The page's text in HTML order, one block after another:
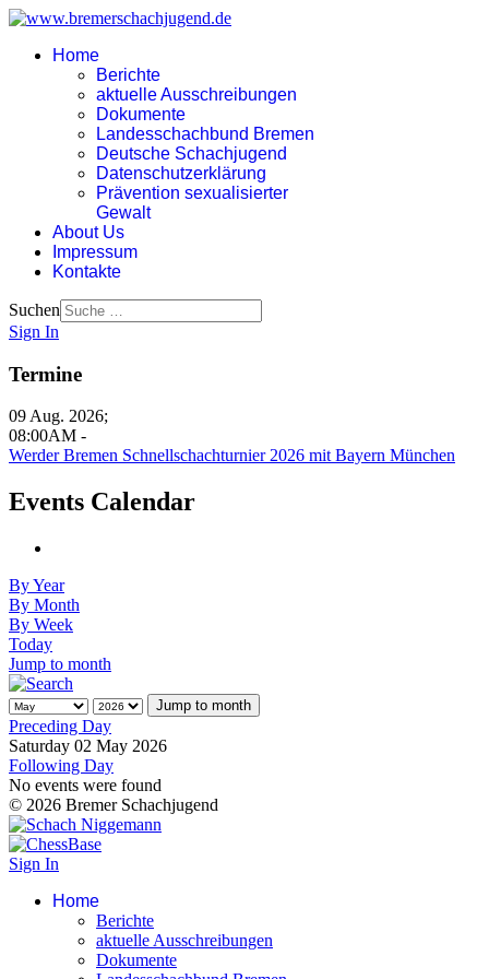
Home
Berichte
aktuelle Ausschreibungen
Dokumente
Landesschachbund Bremen
Deutsche Schachjugend
Datenschutzerklärung
Prävention sexualisierter
Gewalt
About Us
Impressum
Kontakte
Suchen
Sign In
Termine
09 Aug. 2026;
08:00AM -
Werder Bremen Schnellschachturnier 2026 mit Bayern München
Events Calendar
By Year
By Month
By Week
Today
Jump to month
Jump to month
Preceding Day
Saturday 02 May 2026
Following Day
No events were found
© 2026 Bremer Schachjugend
Sign In
Home
Berichte
aktuelle Ausschreibungen
Dokumente